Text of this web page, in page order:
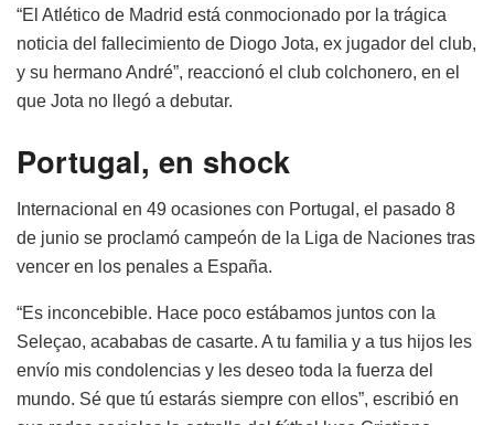
“El Atlético de Madrid está conmocionado por la trágica
noticia del fallecimiento de Diogo Jota, ex jugador del club,
y su hermano André”, reaccionó el club colchonero, en el
que Jota no llegó a debutar.
Portugal, en shock
Internacional en 49 ocasiones con Portugal, el pasado 8
de junio se proclamó campeón de la Liga de Naciones tras
vencer en los penales a España.
“Es inconcebible. Hace poco estábamos juntos con la
Seleçao, acababas de casarte. A tu familia y a tus hijos les
envío mis condolencias y les deseo toda la fuerza del
mundo. Sé que tú estarás siempre con ellos”, escribió en